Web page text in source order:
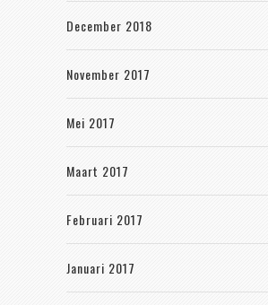
December 2018
November 2017
Mei 2017
Maart 2017
Februari 2017
Januari 2017